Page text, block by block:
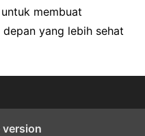
membuat
yang lebih sehat
version